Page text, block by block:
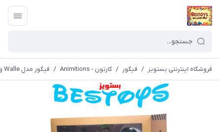
فروشگاه اینترنتی بستویز / فیگور / کارتون - Animitions / فیگور مدل Walle و Eve